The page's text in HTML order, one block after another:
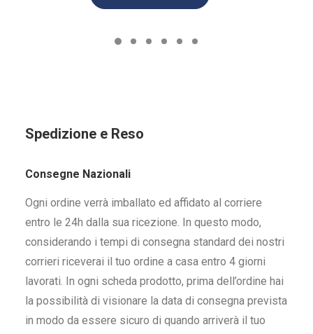
Spedizione e Reso
Consegne Nazionali
Ogni ordine verrà imballato ed affidato al corriere
entro le 24h dalla sua ricezione. In questo modo,
considerando i tempi di consegna standard dei nostri
corrieri riceverai il tuo ordine a casa entro 4 giorni
lavorati. In ogni scheda prodotto, prima dell’ordine hai
la possibilità di visionare la data di consegna prevista
in modo da essere sicuro di quando arriverà il tuo